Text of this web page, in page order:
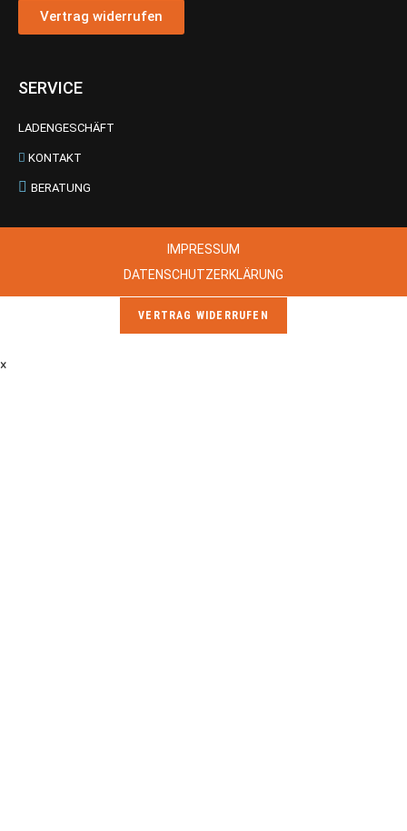
Vertrag widerrufen
SERVICE
LADENGESCHÄFT
KONTAKT
BERATUNG
IMPRESSUM
DATENSCHUTZERKLÄRUNG
VERTRAG WIDERRUFEN
×